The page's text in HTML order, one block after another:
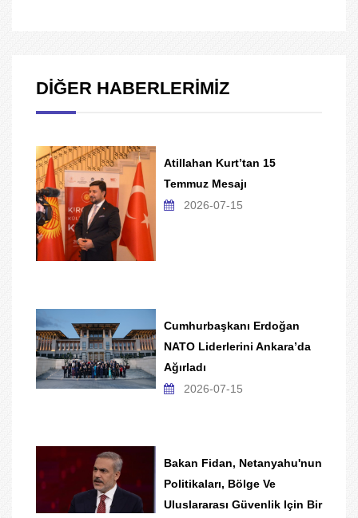
DİĞER HABERLERİMİZ
Atillahan Kurt’tan 15
Temmuz Mesajı
2026-07-15
Cumhurbaşkanı Erdoğan
NATO Liderlerini Ankara’da
Ağırladı
2026-07-15
Bakan Fidan, Netanyahu'nun
Politikaları, Bölge Ve
Uluslararası Güvenlik Için Bir